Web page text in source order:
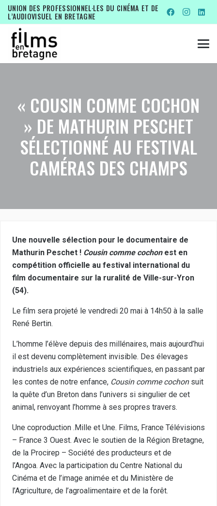
UNION DES PROFESSIONNEL·LES DU CINÉMA ET DE
L’AUDIOVISUEL EN BRETAGNE
« COUSIN COMME COCHON
» DE MATHURIN PESCHET
SÉLECTIONNÉ AU FESTIVAL
CAMÉRAS DES CHAMPS
Une nouvelle sélection pour le documentaire de
Mathurin Peschet ! Cousin comme cochonest en
compétition officielle au festival international du
film documentaire sur la ruralité de Ville-sur-Yron
(54).
Le film sera projeté le vendredi 20 mai à 14h50 à la salle
René Bertin.
L’homme l’élève depuis des millénaires, mais aujourd’hui
il est devenu complètement invisible. Des élevages
industriels aux expériences scientifiques, en passant par
les contes de notre enfance, Cousin comme cochonsuit
la quête d’un Breton dans l’univers si singulier de cet
animal, renvoyant l’homme à ses propres travers.
Une coproduction .Mille et Une. Films, France Télévisions
– France 3 Ouest. Avec le soutien de la Région Bretagne,
de la Procirep – Société des producteurs et de
l’Angoa. Avec la participation du Centre National du
Cinéma et de l’image animée et du Ministère de
l’Agriculture, de l’agroalimentaire et de la forêt.